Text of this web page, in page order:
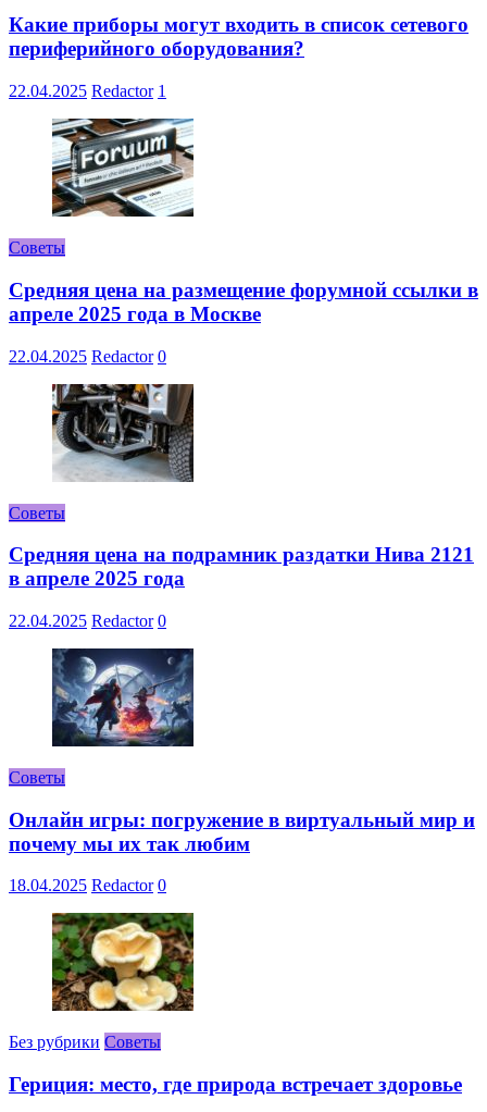
Какие приборы могут входить в список сетевого
периферийного оборудования?
22.04.2025 Redactor 1
Советы
Средняя цена на размещение форумной ссылки в
апреле 2025 года в Москве
22.04.2025 Redactor 0
Советы
Средняя цена на подрамник раздатки Нива 2121
в апреле 2025 года
22.04.2025 Redactor 0
Советы
Онлайн игры: погружение в виртуальный мир и
почему мы их так любим
18.04.2025 Redactor 0
Без рубрики Советы
Гериция: место, где природа встречает здоровье